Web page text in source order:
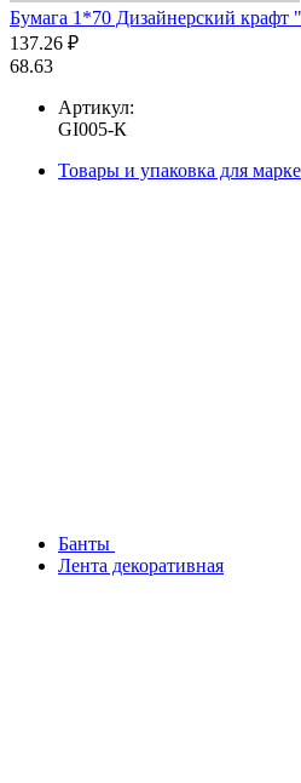
Бумага 1*70 Дизайнерский
137.26 ₽
68.63
Артикул:
GI005-К
Товары и упаковка для
Банты
Лента декоративная